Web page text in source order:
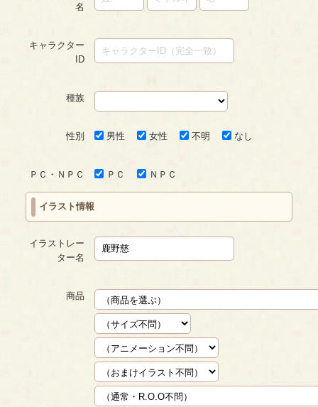
名
キャラクター
ID
種族
性別 男性 女性 不明 なし
ＰＣ・ＮＰＣ ＰＣ ＮＰＣ
イラスト情報
イラストレー
ター名
商品